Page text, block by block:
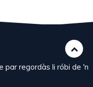
par regordàs li róbi de 'n